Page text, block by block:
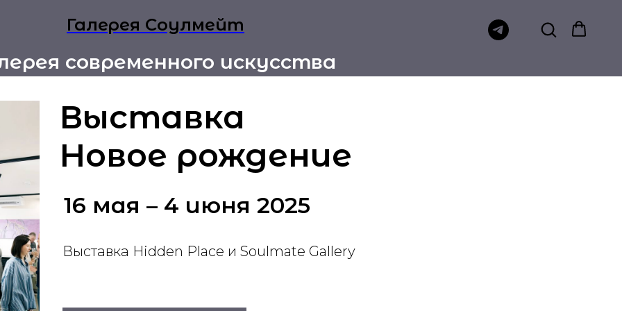
Галерея Соулмейт
современного искусства
Выставка
Новое рождение
Выставка Hidden Place и Soulmate Gallery
16 мая – 4 июня 2025